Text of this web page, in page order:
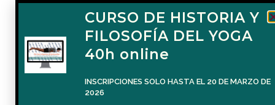
CURSO DE HISTORIA Y
FILOSOFÍA DEL YOGA
40h online
INSCRIPCIONES SOLO HASTA EL 20 DE MARZO DE
2026